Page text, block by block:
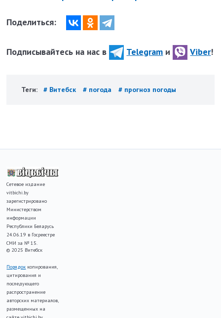
Поделиться:
Подписывайтесь на нас в Telegram и Viber!
Теги: # Витебск # погода # прогноз погоды
Сетевое издание
vitbichi.by
зарегистрировано
Министерством
информации
Республики Беларусь
24.06.19 в Госреестре
СМИ за № 15.
© 2025 Витебск
Порядок копирования,
цитирования и
последующего
распространение
авторских материалов,
размещенных на